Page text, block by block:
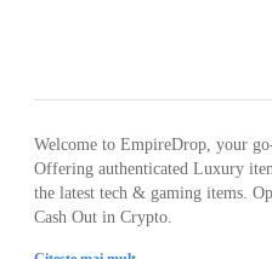
Welcome to EmpireDrop, your
Offering authenticated Luxury
the latest tech & gaming items.
Cash Out in Crypto.